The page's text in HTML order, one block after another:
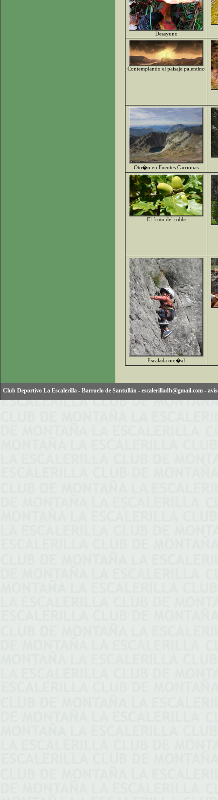
Desayuno
Contemplando el paisaje palentino
Oto�o en Fuentes Carrionas
El fruto del roble
Escalada oto�al
Club Deportivo La Escalerilla - Barruelo de Santullán - escalerilladh@gmail.com -